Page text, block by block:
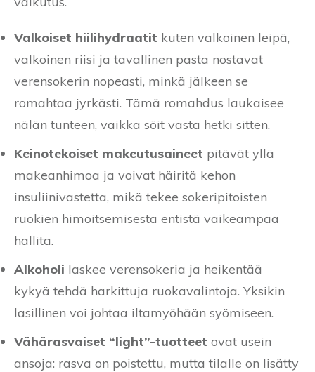
Valkoiset hiilihydraatit kuten valkoinen leipä,
valkoinen riisi ja tavallinen pasta nostavat
verensokerin nopeasti, minkä jälkeen se
romahtaa jyrkästi. Tämä romahdus laukaisee
nälän tunteen, vaikka söit vasta hetki sitten.
Keinotekoiset makeutusaineet pitävät yllä
makeanhimoa ja voivat häiritä kehon
insuliinivastetta, mikä tekee sokeripitoisten
ruokien himoitsemisesta entistä vaikeampaa
hallita.
Alkoholi laskee verensokeria ja heikentää
kykyä tehdä harkittuja ruokavalintoja. Yksikin
lasillinen voi johtaa iltamyöhään syömiseen.
Vähärasvaiset “light”-tuotteet ovat usein
ansoja: rasva on poistettu, mutta tilalle on lisätty